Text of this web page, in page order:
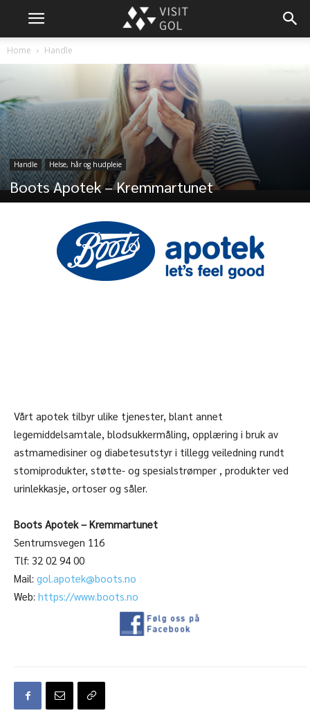
Home Handle
Handle Helse, hår og hudpleie
Boots Apotek – Kremmartunet
Vårt apotek tilbyr ulike tjenester, blant annet
legemiddelsamtale, blodsukkermåling, opplæring i bruk av
astmamedisiner og diabetesutstyr i tillegg veiledning rundt
stomiprodukter, støtte- og spesialstrømper , produkter ved
urinlekkasje, ortoser og såler.
Boots Apotek – Kremmartunet
Sentrumsvegen 116
Tlf: 32 02 94 00
Mail: gol.apotek@boots.no
Web: https://www.boots.no